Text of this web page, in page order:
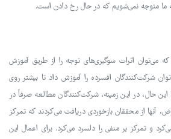
متوجه نمی‌شویم که در حال رخ دادن است.
می‌توان اثرات سوگیری‌های توجه را از طریق آموزش
شرکت‌کنندگان افسرده را آموزش داد تا بیشتر روی
حال، در این زمینه، شرکت‌کنندگان مطالعه صرفاً در
آنها از محققان بازخوردی دریافت می‌کردند که تمرکز
و تمرکز بر منفی را دلسرد می‌کرد. برای اعمال این